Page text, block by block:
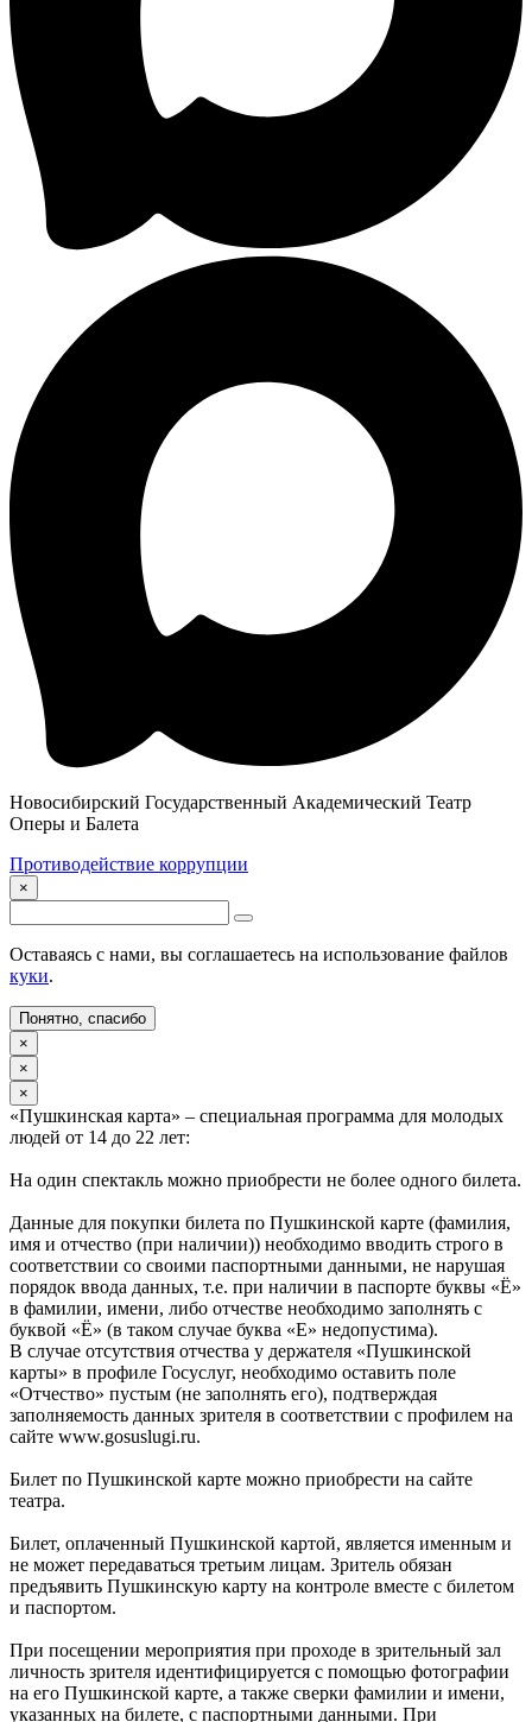
Новосибирский Государственный Академический Театр
Оперы и Балета
Противодействие коррупции
×
Оставаясь с нами, вы соглашаетесь на использование файлов
куки.
Понятно, спасибо
×
×
×
«Пушкинская карта» – специальная программа для молодых
людей от 14 до 22 лет:
На один спектакль можно приобрести не более одного билета.
Данные для покупки билета по Пушкинской карте (фамилия,
имя и отчество (при наличии)) необходимо вводить строго в
соответствии со своими паспортными данными, не нарушая
порядок ввода данных, т.е. при наличии в паспорте буквы «Ё»
в фамилии, имени, либо отчестве необходимо заполнять с
буквой «Ё» (в таком случае буква «Е» недопустима).
В случае отсутствия отчества у держателя «Пушкинской
карты» в профиле Госуслуг, необходимо оставить поле
«Отчество» пустым (не заполнять его), подтверждая
заполняемость данных зрителя в соответствии с профилем на
сайте www.gosuslugi.ru.
Билет по Пушкинской карте можно приобрести на сайте
театра.
Билет, оплаченный Пушкинской картой, является именным и
не может передаваться третьим лицам. Зритель обязан
предъявить Пушкинскую карту на контроле вместе с билетом
и паспортом.
При посещении мероприятия при проходе в зрительный зал
личность зрителя идентифицируется с помощью фотографии
на его Пушкинской карте, а также сверки фамилии и имени,
указанных на билете, с паспортными данными. При